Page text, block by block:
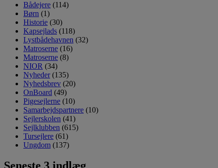
Bådejere (114)
Børn (1)
Historie (30)
Kapsejlads (118)
Lystbådehavnen (32)
Matroserne (16)
Matroserne (8)
NIOR (34)
Nyheder (135)
Nyhedsbrev (20)
OnBoard (49)
Pigesejlerne (10)
Samarbejdspartnere (10)
Sejlerskolen (41)
Sejlklubben (615)
Tursejlere (61)
Ungdom (137)